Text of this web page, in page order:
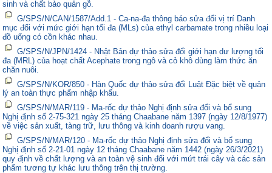
sinh và chất bảo quản gỗ.
G/SPS/N/CAN/1587/Add.1 - Ca-na-đa thông báo sửa đổi vị trí Danh
mục đối với mức giới hạn tối đa (MLs) của ethyl carbamate trong nhiều loại
đồ uống có cồn khác nhau.
G/SPS/N/JPN/1424 - Nhật Bản dự thảo sửa đổi giới hạn dư lượng tối
đa (MRL) của hoạt chất Acephate trong ngô và cỏ khô dùng làm thức ăn
chăn nuôi.
G/SPS/N/KOR/850 - Hàn Quốc dự thảo sửa đổi Luật Đặc biệt về quản
lý an toàn thực phẩm nhập khẩu.
G/SPS/N/MAR/119 - Ma-rốc dự thảo Nghị định sửa đổi và bổ sung
Nghị định số 2-75-321 ngày 25 tháng Chaabane năm 1397 (ngày 12/8/1977)
về việc sản xuất, tàng trữ, lưu thông và kinh doanh rượu vang.
G/SPS/N/MAR/120 - Ma-rốc dự thảo Nghị định sửa đổi và bổ sung
Nghị định số 2-21-01 ngày 12 tháng Chaabane năm 1442 (ngày 26/3/2021)
quy định về chất lượng và an toàn vệ sinh đối với mứt trái cây và các sản
phẩm tương tự khác lưu thông trên thị trường.